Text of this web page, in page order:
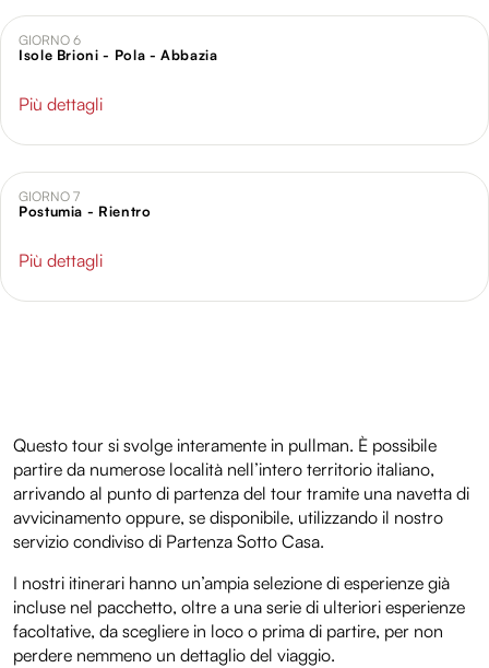
GIORNO 6
Isole Brioni - Pola - Abbazia
Più dettagli
GIORNO 7
Postumia - Rientro
Più dettagli
Questo tour si svolge interamente in pullman. È possibile
partire da numerose località nell’intero territorio italiano,
arrivando al punto di partenza del tour tramite una navetta di
avvicinamento oppure, se disponibile, utilizzando il nostro
servizio condiviso di Partenza Sotto Casa.
I nostri itinerari hanno un’ampia selezione di esperienze già
incluse nel pacchetto, oltre a una serie di ulteriori esperienze
facoltative, da scegliere in loco o prima di partire, per non
perdere nemmeno un dettaglio del viaggio.